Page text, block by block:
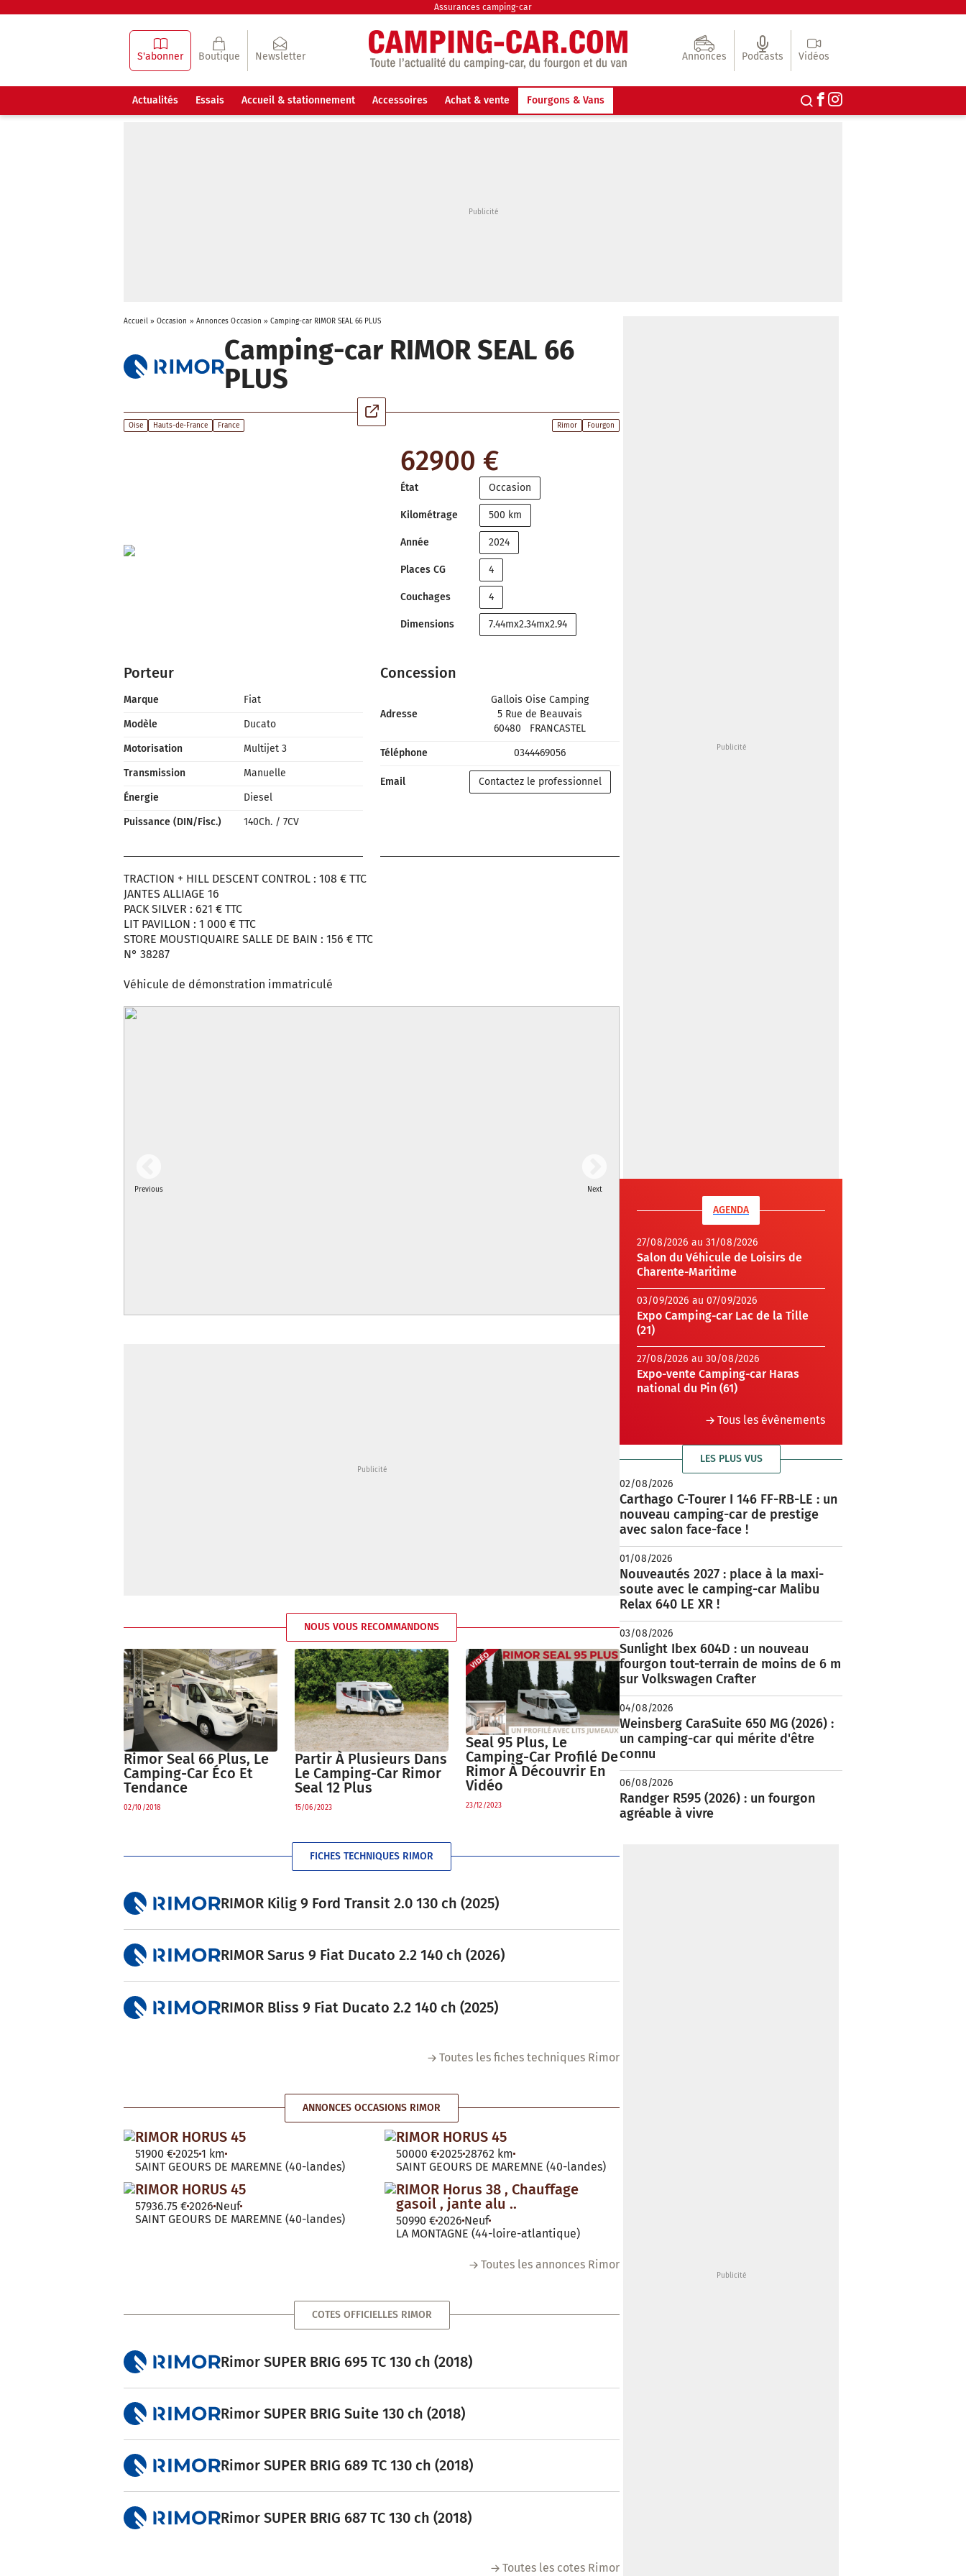
Assurances camping-car
S'abonner Boutique Newsletter Annonces Podcasts Vidéos
Actualités Essais Accueil & stationnement Accessoires Achat & vente Fourgons & Vans
Accueil» Occasion » Annonces Occasion »Camping-car RIMOR SEAL 66 PLUS
Camping-car RIMOR SEAL 66
PLUS
Oise Hauts-de-France France Rimor Fourgon
62900 €
État Occasion
Kilométrage 500 km
Année 2024
Places CG 4
Couchages 4
Dimensions 7.44mx2.34mx2.94
Porteur
Marque
Fiat
Modèle
Ducato
Motorisation
Multijet 3
Transmission
Manuelle
Énergie
Diesel
Puissance (DIN/Fisc.)
140Ch./ 7CV
Concession
Adresse
Gallois Oise Camping
5 Rue de Beauvais
60480
FRANCASTEL
Téléphone
0344469056
Email Contactez le professionnel
TRACTION + HILL DESCENT CONTROL : 108 € TTC
JANTES ALLIAGE 16
PACK SILVER : 621 € TTC
LIT PAVILLON : 1 000 € TTC
STORE MOUSTIQUAIRE SALLE DE BAIN : 156 € TTC
N° 38287
Véhicule de démonstration immatriculé
Previous Next
NOUS VOUS RECOMMANDONS
Rimor Seal 66 Plus, Le
Camping-Car Éco Et
Tendance
02/10/2018
Partir À Plusieurs Dans
Le Camping-Car Rimor
Seal 12 Plus
15/06/2023
Seal 95 Plus, Le
Camping-Car Profilé De
Rimor À Découvrir En
Vidéo
23/12/2023
FICHES TECHNIQUES RIMOR
RIMOR Kilig 9 Ford Transit 2.0 130 ch (2025)
RIMOR Sarus 9 Fiat Ducato 2.2 140 ch (2026)
RIMOR Bliss 9 Fiat Ducato 2.2 140 ch (2025)
Toutes les fiches techniques Rimor
ANNONCES OCCASIONS RIMOR
RIMOR HORUS 45
51900 €20251 km
SAINT GEOURS DE MAREMNE (40-landes)
RIMOR HORUS 45
50000 €202528762 km
SAINT GEOURS DE MAREMNE (40-landes)
RIMOR HORUS 45
57936.75 €2026 Neuf
SAINT GEOURS DE MAREMNE (40-landes)
RIMOR Horus 38 , Chauffage
gasoil , jante alu ..
50990 €2026 Neuf
LA MONTAGNE (44-loire-atlantique)
Toutes les annonces Rimor
COTES OFFICIELLES RIMOR
Rimor SUPER BRIG 695 TC 130 ch (2018)
Rimor SUPER BRIG Suite 130 ch (2018)
Rimor SUPER BRIG 689 TC 130 ch (2018)
Rimor SUPER BRIG 687 TC 130 ch (2018)
Toutes les cotes Rimor
AGENDA
27/08/2026 au 31/08/2026
Salon du Véhicule de Loisirs de
Charente-Maritime
03/09/2026 au 07/09/2026
Expo Camping-car Lac de la Tille
(21)
27/08/2026 au 30/08/2026
Expo-vente Camping-car Haras
national du Pin (61)
Tous les évènements
LES PLUS VUS
02/08/2026
Carthago C-Tourer I 146 FF-RB-LE : un
nouveau camping-car de prestige
avec salon face-face !
01/08/2026
Nouveautés 2027 : place à la maxi-
soute avec le camping-car Malibu
Relax 640 LE XR !
03/08/2026
Sunlight Ibex 604D : un nouveau
fourgon tout-terrain de moins de 6 m
sur Volkswagen Crafter
04/08/2026
Weinsberg CaraSuite 650 MG (2026) :
un camping-car qui mérite d'être
connu
06/08/2026
Randger R595 (2026) : un fourgon
agréable à vivre